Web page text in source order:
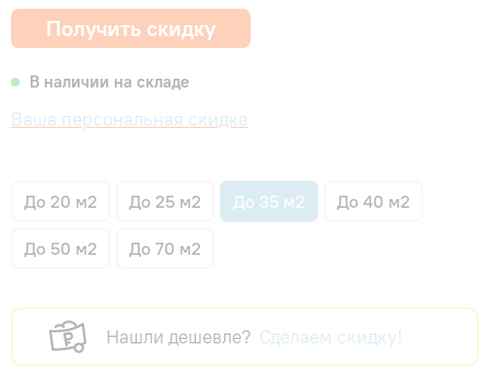
Получить скидку
В наличии на складе
Ваша персональная скидка
До 20 м2 До 25 м2 До 35 м2 До 40 м2
До 50 м2 До 70 м2
Нашли дешевле? Сделаем скидку!